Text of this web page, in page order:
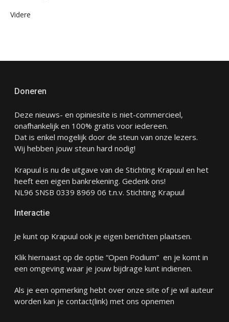
Videre
Doneren
Deze nieuws- en opiniesite is niet-commercieel,
onafhankelijk en 100% gratis voor iedereen.
Dat is enkel mogelijk door de steun van onze lezers.
Wij hebben jouw steun hard nodig!
Krapuul is nu de uitgave van de Stichting Krapuul en het
heeft een eigen bankrekening. Gedenk ons!
NL96 SNSB 0339 8969 06 t.n.v. Stichting Krapuul
Interactie
Je kunt op Krapuul ook je eigen berichten plaatsen.
Klik hiernaast op de optie “Open Podium” en je komt in
een omgeving waar je jouw bijdrage kunt indienen.
Als je een opmerking hebt over onze site of je wil auteur
worden kan je contact(link) met ons opnemen